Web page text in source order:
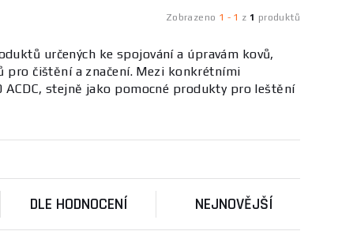
Zobrazeno 1 - 1 z 1 produktů
určených ke spojování a úpravám kovů,
pro čištění a značení. Mezi konkrétními
stejně jako pomocné produkty pro leštění
kovů, zahrnujícím různé typy svářeček,
také ergonomii, bezpečnostním prvkům a
techniku. Firma působí spíše na lokálním
DLE HODNOCENÍ NEJNOVĚJŠÍ